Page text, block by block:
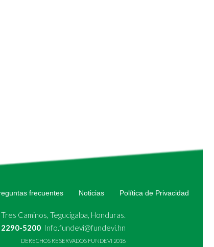
frecuentes Noticias Política de Privacidad
Caminos, Tegucigalpa, Honduras.
2290-5200 Info.fundevi@fundevi.hn
DERECHOS RESERVADOS FUNDEVI 2018